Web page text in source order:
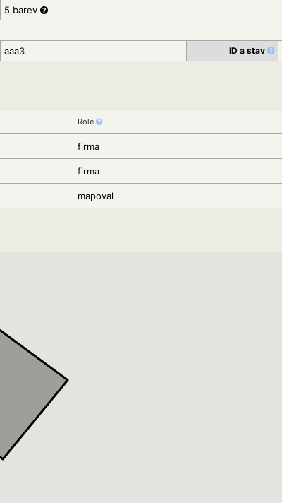
5 barev
aaa3 ID a stav
Role
firma
firma
mapoval